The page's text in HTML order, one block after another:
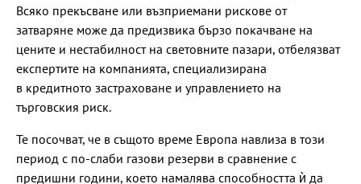
Всяко прекъсване или възприемани рискове от
затваряне може да предизвика бързо покачване на
цените и нестабилност на световните пазари, отбелязват
експертите на компанията, специализирана
в кредитното застраховане и управлението на
търговския риск.
Те посочват, че в същото време Европа навлиза в този
период с по-слаби газови резерви в сравнение с
предишни години, което намалява способността ѝ да